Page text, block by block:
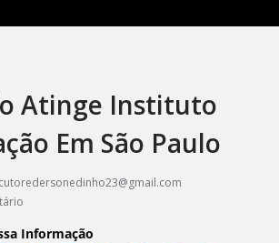
Atinge Instituto
Em São Paulo
Informação